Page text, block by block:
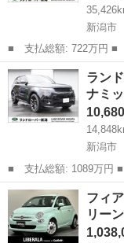
新潟市
■ 支払総額: 722万円 ■ 車両本体価格： 7,000,000 円 ■ メーカー
名： ランドローバー
名： １１０Ｓ Ｄ３
アップグレー...
新潟 新潟市 そ
ラン
ナミ
新潟市
■ 支払総額: 1089万円 ■ 車両本体価格： 10,680,000 円 ■ メーカ
ー名： ランドローバ
グレード名： ダイナ
ＷＤ エ...
新潟 新潟市
フィ
リー